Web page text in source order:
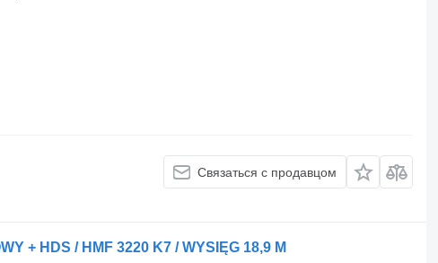
Связаться с продавцом
+ HDS / HMF 3220 K7 / WYSIĘG 18,9 M